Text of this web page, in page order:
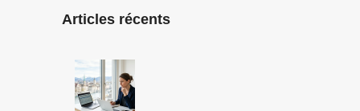
Articles récents